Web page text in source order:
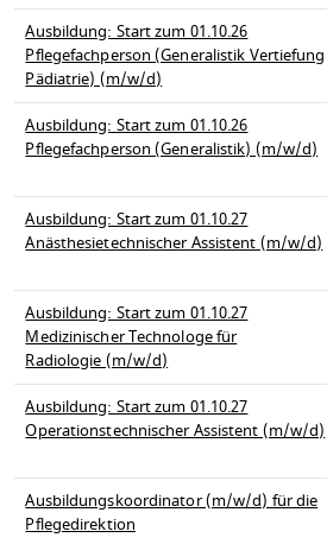
Ausbildung: Start zum 01.10.26
Pflegefachperson (Generalistik Vertiefung
Pädiatrie) (m/w/d)
Ausbildung: Start zum 01.10.26
Pflegefachperson (Generalistik) (m/w/d)
Ausbildung: Start zum 01.10.27
Anästhesietechnischer Assistent (m/w/d)
Ausbildung: Start zum 01.10.27
Medizinischer Technologe für
Radiologie (m/w/d)
Ausbildung: Start zum 01.10.27
Operationstechnischer Assistent (m/w/d)
Ausbildungskoordinator (m/w/d) für die
Pflegedirektion